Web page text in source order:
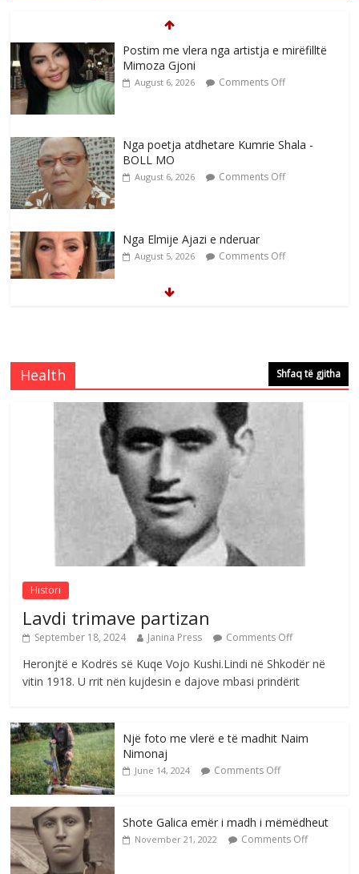
Postim me vlera nga artistja e mirëfilltë
Mimoza Gjoni
August 6, 2026 Comments Off
Nga poetja atdhetare Kumrie Shala -
BOLL MO
August 6, 2026 Comments Off
Nga Elmije Ajazi e nderuar
August 5, 2026 Comments Off
Comments Off
Çlirimtari Mentor Mushkolaj nderohet
me mirenjohje nga Xhevdet Qeriqi Dega
e invalidëve në Fushë Kosovë
August 4, 2026 Comments Off
Sulm , pse të dua ty
August 8, 2026 Comments Off
Health Shfaq të gjitha
Histori
Lavdi trimave partizan
September 18, 2024 Janina Press Comments Off
Heronjtë e Kodrës së Kuqe Vojo Kushi.Lindi në Shkodër në
vitin 1918. U rrit nën kujdesin e dajove mbasi prindërit
Një foto me vlerë e të madhit Naim
Nimonaj
June 14, 2024 Comments Off
Shote Galica emër i madh i mëmëdheut
November 21, 2022 Comments Off